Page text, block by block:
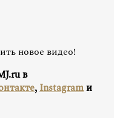
новое видео!
в
,Instagramи